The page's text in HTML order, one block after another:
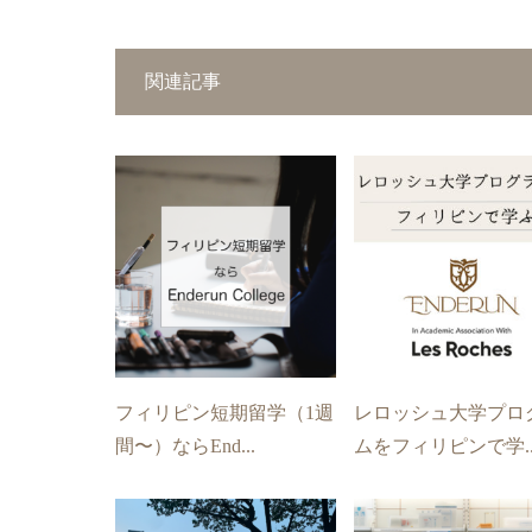
関連記事
フィリピン短期留学（1週
間〜）ならEnd...
レロッシュ大学プロ
ムをフィリピンで学